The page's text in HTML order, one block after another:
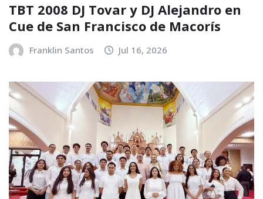
TBT 2008 DJ Tovar y DJ Alejandro en
Cue de San Francisco de Macorís
Franklin Santos Jul 16, 2026